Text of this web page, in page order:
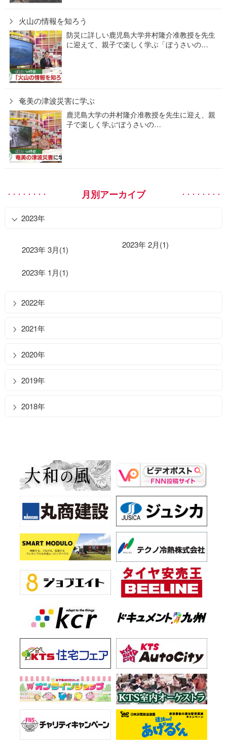
火山の情報を知ろう
防災に詳しい鹿児島大学井村隆介准教授を先生
に迎えて、親子で楽しく学ぶ「ぼうさいの…
奄美の津波災害に学ぶ
鹿児島大学の井村隆介准教授を先生に迎え、親
子で楽しく学ぶ“ぼうさいの…
月別アーカイブ
2023年
2023年 3月(1) 2023年 2月(1)
2023年 1月(1)
2022年
2021年
2020年
2019年
2018年